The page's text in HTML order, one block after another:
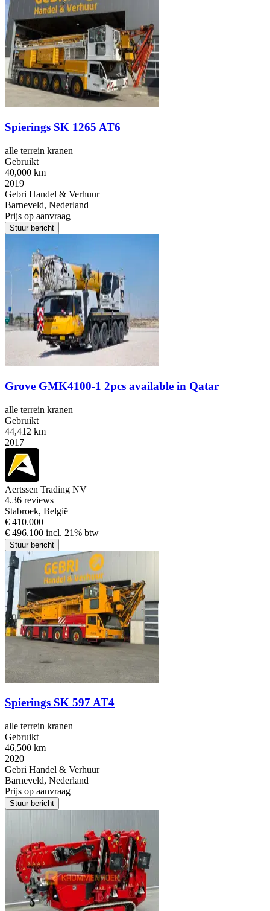
Spierings SK 1265 AT6
alle terrein kranen
Gebruikt
40,000 km
2019
Gebri Handel & Verhuur
Barneveld, Nederland
Prijs op aanvraag
Stuur bericht
Grove GMK4100-1 2pcs available in Qatar
alle terrein kranen
Gebruikt
44,412 km
2017
Aertssen Trading NV
4.36 reviews
Stabroek, België
€ 410.000
€ 496.100 incl. 21% btw
Stuur bericht
Spierings SK 597 AT4
alle terrein kranen
Gebruikt
46,500 km
2020
Gebri Handel & Verhuur
Barneveld, Nederland
Prijs op aanvraag
Stuur bericht